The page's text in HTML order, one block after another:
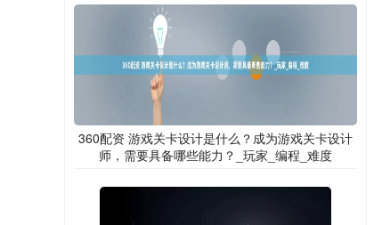
360配资 游戏关卡设计是什么？成为游戏关卡设计
师，需要具备哪些能力？_玩家_编程_难度